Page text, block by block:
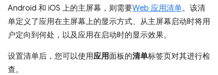
Android 和 iOS 上的主屏幕，则需要Web 应用清单。该清
单定义了应用在主屏幕上的显示方式、从主屏幕启动时将用
户定向到何处，以及应用在启动时的显示效果。
设置清单后，您可以使用应用面板的清单标签页对其进行检
查。